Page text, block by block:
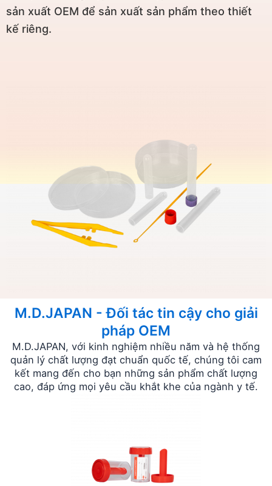
sản xuất OEM để sản xuất sản phẩm theo thiết
kế riêng.
M.D.JAPAN - Đối tác tin cậy cho giải
pháp OEM
M.D.JAPAN, với kinh nghiệm nhiều năm và hệ thống
quản lý chất lượng đạt chuẩn quốc tế, chúng tôi cam
kết mang đến cho bạn những sản phẩm chất lượng
cao, đáp ứng mọi yêu cầu khắt khe của ngành y tế.